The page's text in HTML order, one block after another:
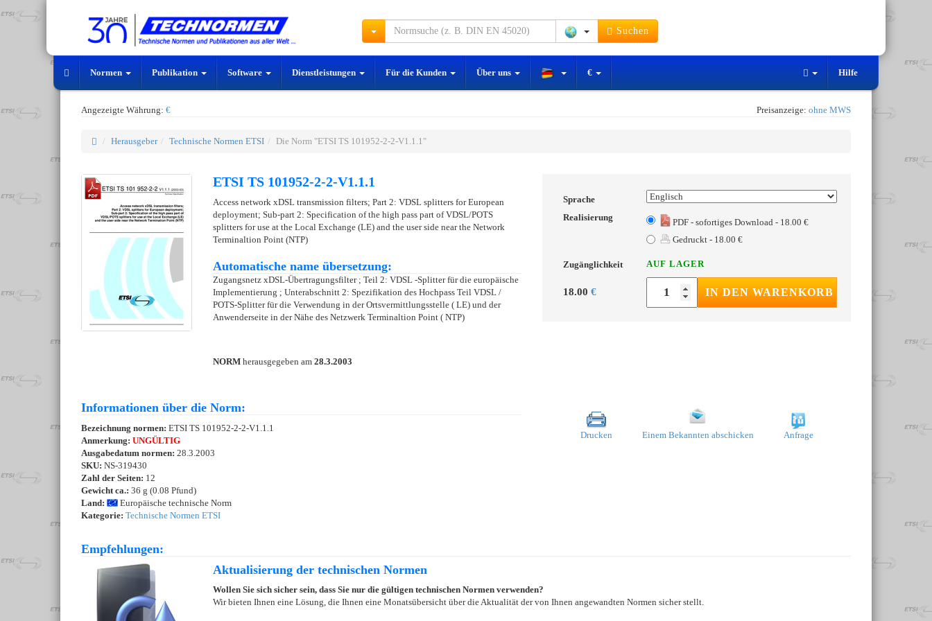
Suchen
Normen Publikation Software Dienstleistungen Für die Kunden Über uns € Hilfe
Angezeigte Währung: € Preisanzeige: ohne MWS
Herausgeber Technische Normen ETSI Die Norm "ETSI TS 101952-2-2-V1.1.1"
ETSI TS 101952-2-2-V1.1.1
Access network xDSL transmission filters; Part 2: VDSL splitters for European
deployment; Sub-part 2: Specification of the high pass part of VDSL/POTS
splitters for use at the Local Exchange (LE) and the user side near the Network
Terminaltion Point (NTP)
Automatische name übersetzung:
Zugangsnetz xDSL-Übertragungsfilter ; Teil 2: VDSL -Splitter für die europäische
Implementierung ; Unterabschnitt 2: Spezifikation des Hochpass Teil VDSL /
POTS-Splitter für die Verwendung in der Ortsvermittlungsstelle ( LE) und der
Anwenderseite in der Nähe des Netzwerk Terminaltion Point ( NTP)
NORM herausgegeben am 28.3.2003
Sprache
Realisierung
PDF - sofortiges Download - 18.00 €
Gedruckt - 18.00 €
Zugänglichkeit AUF LAGER
18.00 € IN DEN WARENKORB
Informationen über die Norm:
Bezeichnung normen: ETSI TS 101952-2-2-V1.1.1
Anmerkung: UNGÜLTIG
Ausgabedatum normen: 28.3.2003
SKU: NS-319430
Zahl der Seiten: 12
Gewicht ca.: 36 g (0.08 Pfund)
Land:
Europäische technische Norm
Kategorie: Technische Normen ETSI
Drucken Einem Bekannten abschicken Anfrage
Empfehlungen:
Aktualisierung der technischen Normen
Wollen Sie sich sicher sein, dass Sie nur die gültigen technischen Normen verwenden?
Wir bieten Ihnen eine Lösung, die Ihnen eine Monatsübersicht über die Aktualität der von Ihnen angewandten Normen sicher stellt.